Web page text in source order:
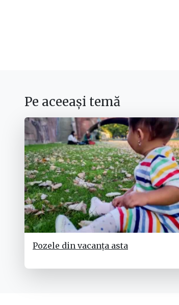
Pe aceeași temă
Pozele din vacanța asta